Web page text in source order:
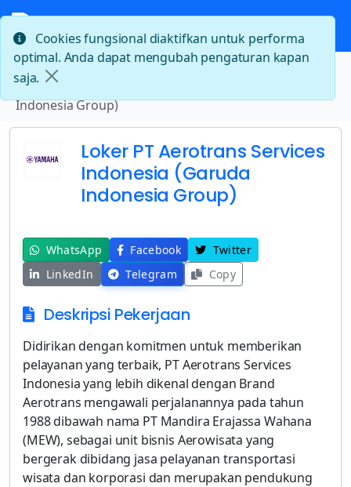
Beranda
Loker PT Aerotrans Services Indonesia (Garuda
Indonesia Group)
Loker PT Aerotrans Services
Indonesia (Garuda
Indonesia Group)
WhatsApp Facebook
Twitter
LinkedIn
Telegram Copy
Deskripsi Pekerjaan
Didirikan dengan komitmen untuk memberikan
pelayanan yang terbaik, PT Aerotrans Services
Indonesia yang lebih dikenal dengan Brand
Aerotrans mengawali perjalanannya pada tahun
1988 dibawah nama PT Mandira Erajassa Wahana
(MEW), sebagai unit bisnis Aerowisata yang
bergerak dibidang jasa pelayanan transportasi
wisata dan korporasi dan merupakan pendukung
Cookies fungsional diaktifkan untuk performa
optimal. Anda dapat mengubah pengaturan kapan
saja.